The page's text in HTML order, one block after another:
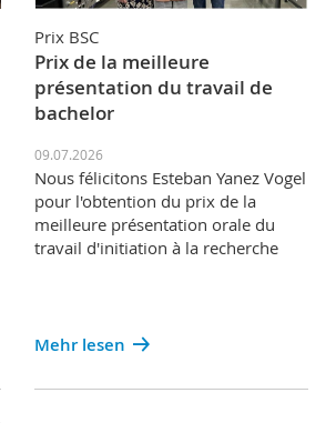
Prix BSC
Prix de la meilleure
présentation du travail de
bachelor
09.07.2026
Nous félicitons Esteban Yanez Vogel
pour l'obtention du prix de la
meilleure présentation orale du
travail d'initiation à la recherche
Mehr lesen